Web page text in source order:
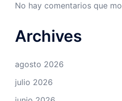
No hay comentarios que
Archives
agosto 2026
julio 2026